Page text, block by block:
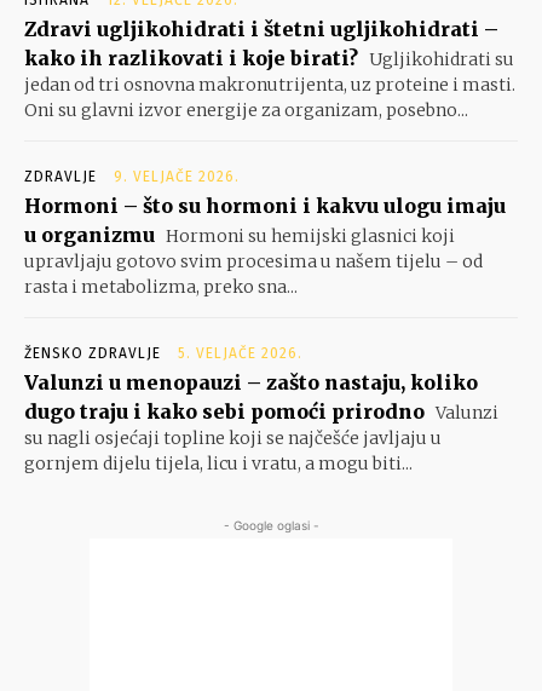
Zdravi ugljikohidrati i štetni ugljikohidrati –
kako ih razlikovati i koje birati? Ugljikohidrati su
jedan od tri osnovna makronutrijenta, uz proteine i masti.
Oni su glavni izvor energije za organizam, posebno...
ZDRAVLJE 9. VELJAČE 2026.
Hormoni – što su hormoni i kakvu ulogu imaju
u organizmu Hormoni su hemijski glasnici koji
upravljaju gotovo svim procesima u našem tijelu – od
rasta i metabolizma, preko sna...
ŽENSKO ZDRAVLJE 5. VELJAČE 2026.
Valunzi u menopauzi – zašto nastaju, koliko
dugo traju i kako sebi pomoći prirodno Valunzi
su nagli osjećaji topline koji se najčešće javljaju u
gornjem dijelu tijela, licu i vratu, a mogu biti...
- Google oglasi -